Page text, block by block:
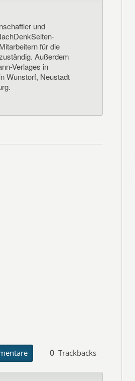
und
für die
Außerdem
Verlages in
Wunstorf, Neustadt
0 Trackbacks